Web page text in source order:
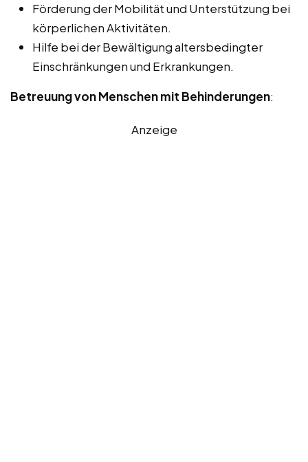
Förderung der Mobilität und Unterstützung bei
körperlichen Aktivitäten.
Hilfe bei der Bewältigung altersbedingter
Einschränkungen und Erkrankungen.
Betreuung von Menschen mit Behinderungen:
Anzeige